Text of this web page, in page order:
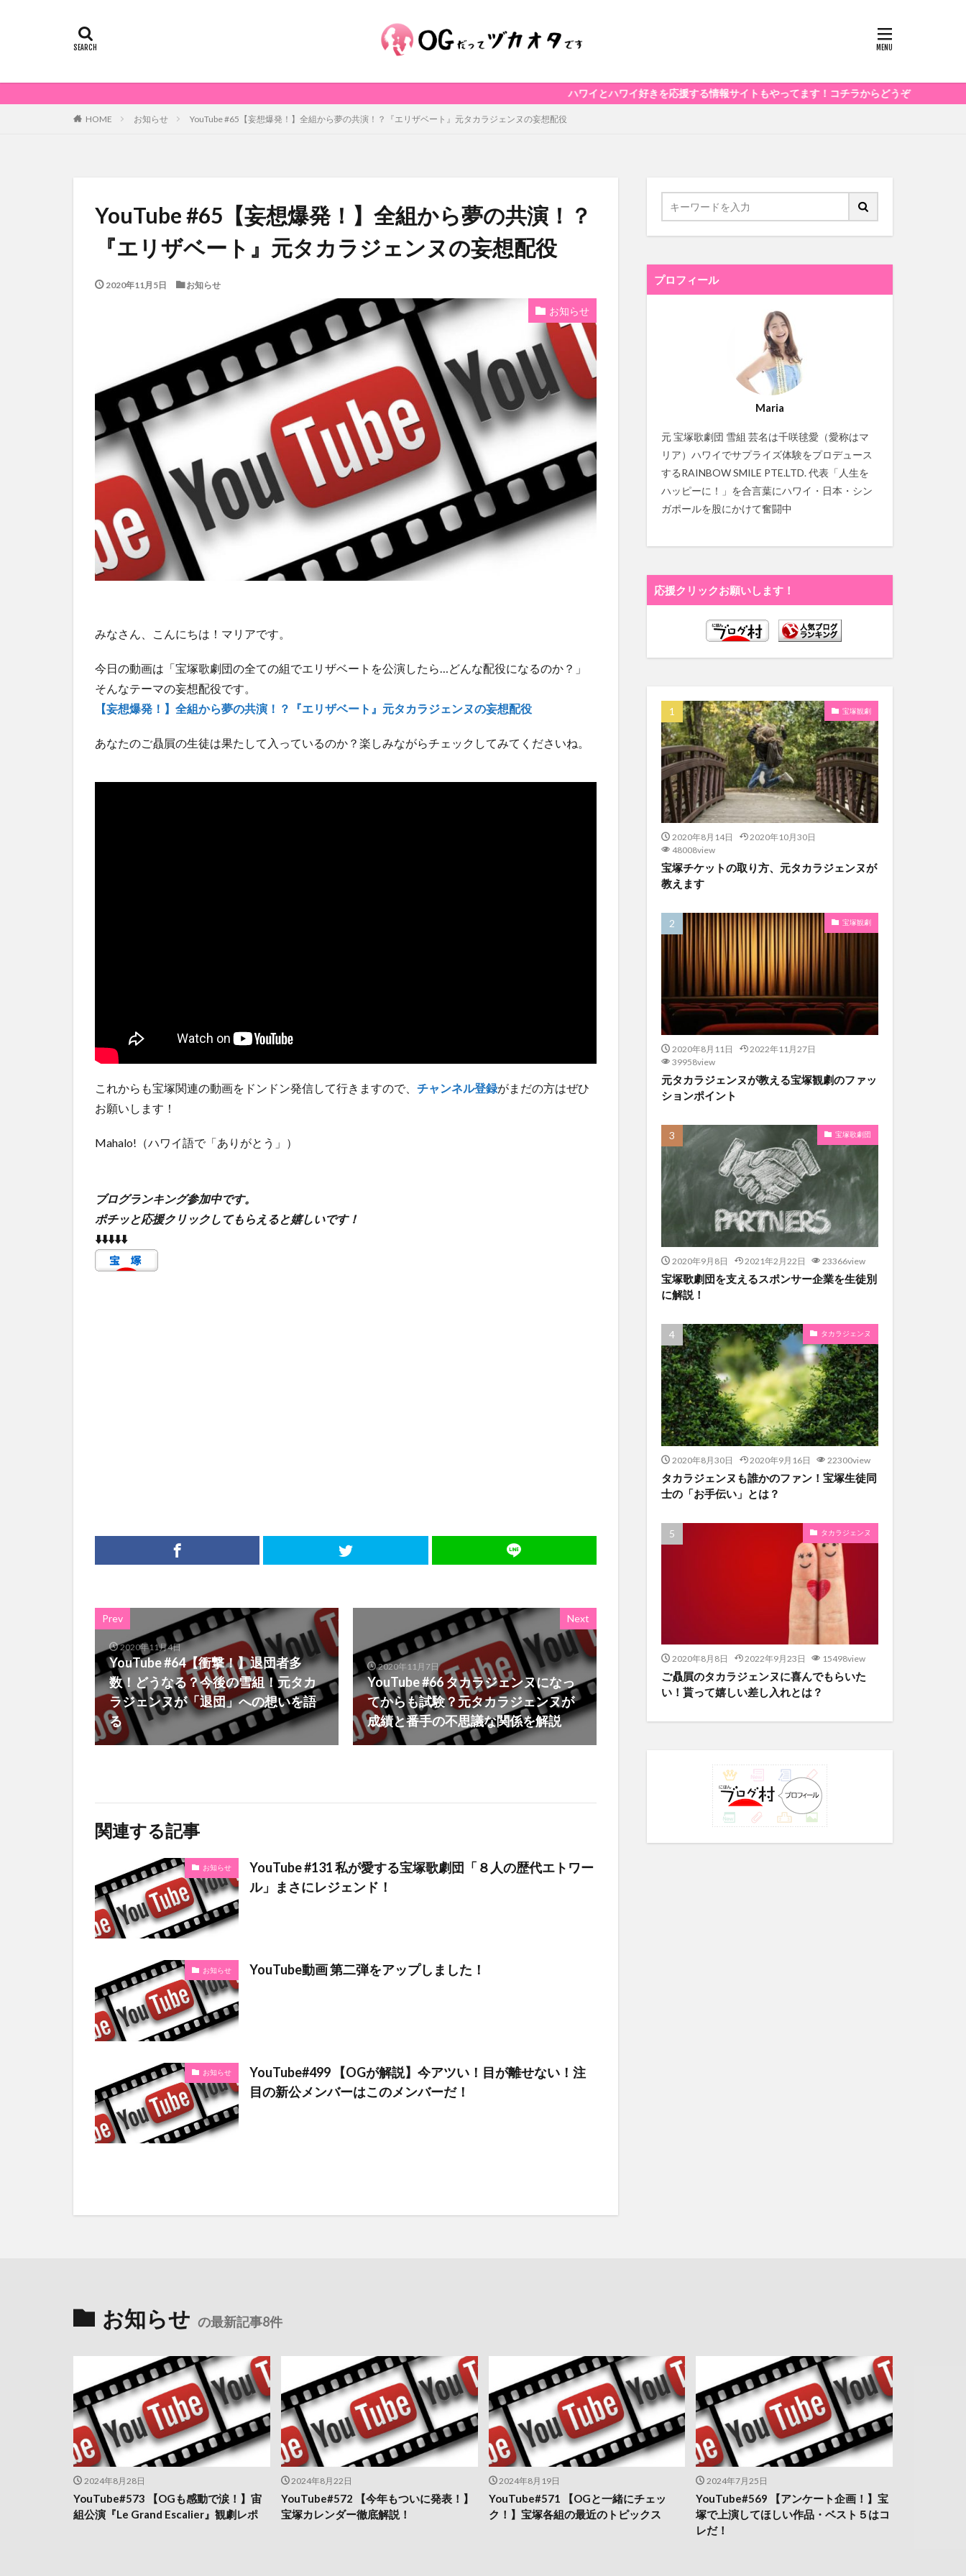
ハワイとハワイ好きを応援する情報サイトもやってます！コチラからどうぞ
HOME お知らせ YouTube #65【妄想爆発！】全組から夢の共演！？『エリザベート』元タカラジェンヌの妄想配役
YouTube #65【妄想爆発！】全組から夢の共演！？
『エリザベート』元タカラジェンヌの妄想配役
2020年11月5日 お知らせ
お知らせ
みなさん、こんにちは！マリアです。
今日の動画は「宝塚歌劇団の全ての組でエリザベートを公演したら…どんな配役になるのか？」
そんなテーマの妄想配役です。
【妄想爆発！】全組から夢の共演！？『エリザベート』元タカラジェンヌの妄想配役
あなたのご贔屓の生徒は果たして入っているのか？楽しみながらチェックしてみてくださいね。
これからも宝塚関連の動画をドンドン発信して行きますので、 チャンネル登録がまだの方はぜひ
お願いします！
Mahalo!（ハワイ語で「ありがとう」）
ブログランキング参加中です。
ポチッと応援クリックしてもらえると嬉しいです！
⬇️⬇️⬇️⬇️⬇️
Prev
2020年11月4日
YouTube #64【衝撃！】退団者多
数！どうなる？今後の雪組！元タカ
ラジェンヌが「退団」への想いを語
る
Next
2020年11月7日
YouTube #66 タカラジェンヌになっ
てからも試験？元タカラジェンヌが
成績と番手の不思議な関係を解説
関連する記事
お知らせ
YouTube #131 私が愛する宝塚歌劇団「８人の歴代エトワー
ル」まさにレジェンド！
お知らせ YouTube動画 第二弾をアップしました！
お知らせ
YouTube#499 【OGが解説】今アツい！目が離せない！注
目の新公メンバーはこのメンバーだ！
プロフィール
Maria
元 宝塚歌劇団 雪組 芸名は千咲毬愛（愛称はマ
リア）ハワイでサプライズ体験をプロデュース
するRAINBOW SMILE PTE.LTD. 代表「人生を
ハッピーに！」を合言葉にハワイ・日本・シン
ガポールを股にかけて奮闘中
応援クリックお願いします！
宝塚観劇
2020年8月14日
2020年10月30日
48008view
宝塚チケットの取り方、元タカラジェンヌが
教えます
宝塚観劇
2020年8月11日
2022年11月27日
39958view
元タカラジェンヌが教える宝塚観劇のファッ
ションポイント
宝塚歌劇団
2020年9月8日 2021年2月22日 23366view
宝塚歌劇団を支えるスポンサー企業を生徒別
に解説！
タカラジェンヌ
2020年8月30日 2020年9月16日 22300view
タカラジェンヌも誰かのファン！宝塚生徒同
士の「お手伝い」とは？
タカラジェンヌ
2020年8月8日 2022年9月23日 15498view
ご贔屓のタカラジェンヌに喜んでもらいた
い！貰って嬉しい差し入れとは？
お知らせ の最新記事8件
2024年8月28日
YouTube#573 【OGも感動で涙！】宙
組公演『Le Grand Escalier』観劇レポ
2024年8月22日
YouTube#572 【今年もついに発表！】
宝塚カレンダー徹底解説！
2024年8月19日
YouTube#571 【OGと一緒にチェッ
ク！】宝塚各組の最近のトピックス
2024年7月25日
YouTube#569 【アンケート企画！】宝
塚で上演してほしい作品・ベスト５はコ
レだ！